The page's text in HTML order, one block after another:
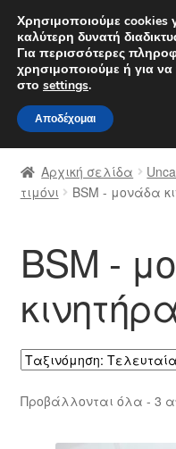
Δευτέρα-Παρ. 9
Απευθείας
μετάβαση
στην
πλοήγηση
Μετάβαση
σε
περιεχόμενο
Αρχική
Διαδικασία
Καροτσάκι
Μεταφορά
Ο λογαριασμός μου
Αρχική σελίδα
τιμόνι
BSM - μονάδα
BSM -
Προβάλλονται όλα - 3
Χρησιμοποιούμε cookies
καλύτερη δυνατή
Για περισσότερες
χρησιμοποιούμε ή για να
στο settings.
Αποδέχομαι